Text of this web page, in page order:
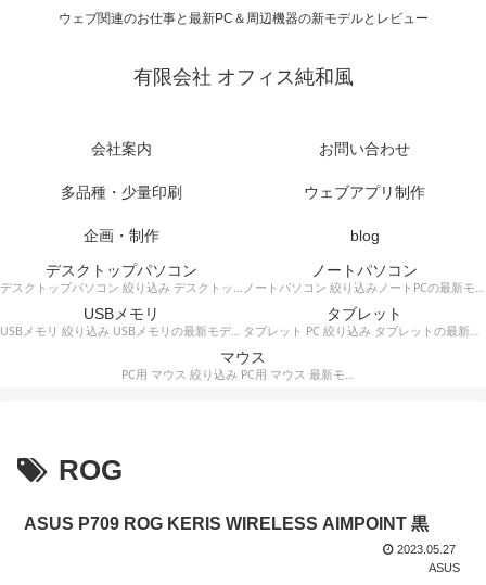
ウェブ関連のお仕事と最新PC＆周辺機器の新モデルとレビュー
有限会社 オフィス純和風
会社案内 お問い合わせ
多品種・少量印刷 ウェブアプリ制作
企画・制作
blog
デスクトップパソコン
デスクトップパソコン 絞り込み デスクトップPCの最新モデルやスペック・仕様に関する情報。
ノートパソコン
ノートパソコン 絞り込みノートPCの最新モデルやスペック・仕様に関する情報。
USBメモリ
USBメモリ 絞り込み USBメモリの最新モデルやスペック・仕様に関する情報。
タブレット
タブレット PC 絞り込み タブレットの最新モデルやスペック・仕様に関する情報。
マウス
PC用 マウス 絞り込み PC用 マウス 最新モデルやスペック・仕様に関する情報。ワイヤレスマウス、有線マウス、接続タイプなど。
ROG
ASUS P709 ROG KERIS WIRELESS AIMPOINT 黒
2023.05.27
ASUS